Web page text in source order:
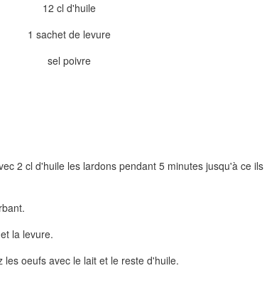
12 cl d'huile
1 sachet de levure
sel poivre
2 cl d'huile les lardons pendant 5 minutes jusqu'à ce ils
la levure.
oeufs avec le lait et le reste d'huile.